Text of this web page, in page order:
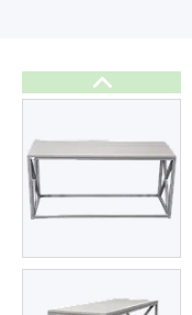
Презентації
Реєстраційні